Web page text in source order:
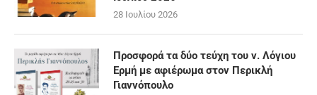
28 Ιουλίου 2026
Προσφορά τα δύο τεύχη του ν. Λόγιου
Ερμή με αφιέρωμα στον Περικλή
Γιαννόπουλο